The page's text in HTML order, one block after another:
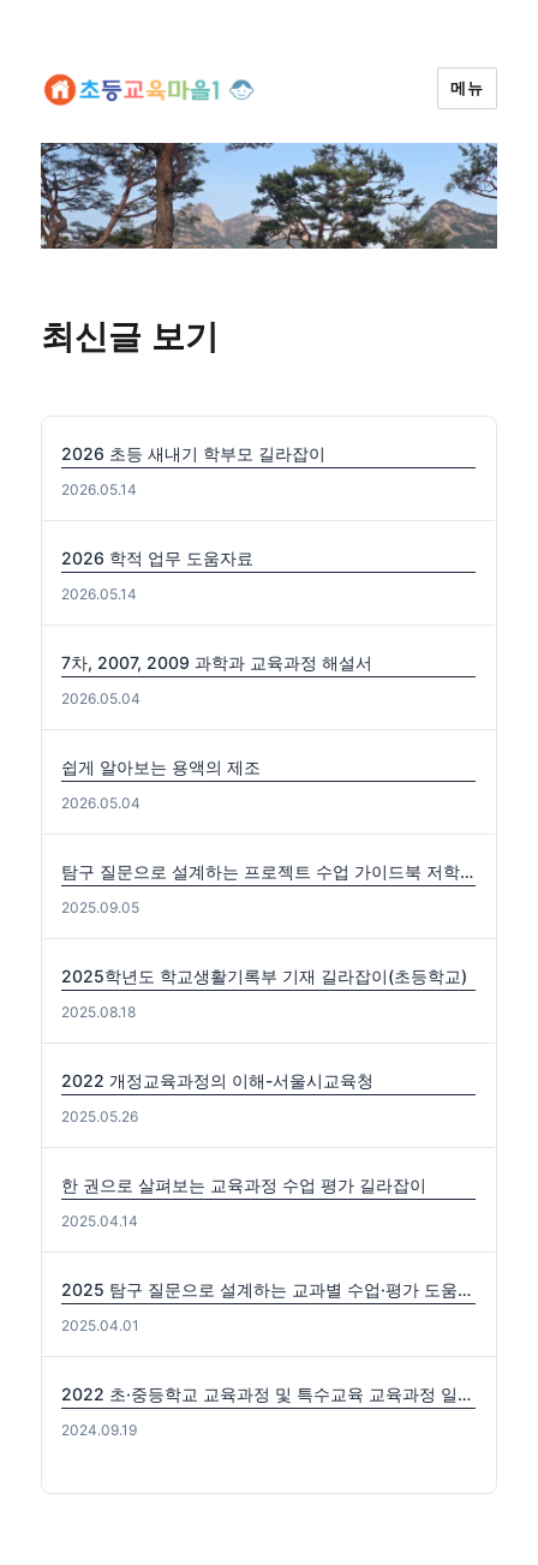
메뉴
최신글 보기
2026 초등 새내기 학부모 길라잡이
2026.05.14
2026 학적 업무 도움자료
2026.05.14
7차, 2007, 2009 과학과 교육과정 해설서
2026.05.04
쉽게 알아보는 용액의 제조
2026.05.04
탐구 질문으로 설계하는 프로젝트 수업 가이드북 저학년편. 중·고학년편
2025.09.05
2025학년도 학교생활기록부 기재 길라잡이(초등학교)
2025.08.18
2022 개정교육과정의 이해-서울시교육청
2025.05.26
한 권으로 살펴보는 교육과정 수업 평가 길라잡이
2025.04.14
2025 탐구 질문으로 설계하는 교과별 수업·평가 도움자료(국수사과)
2025.04.01
2022 초·중등학교 교육과정 및 특수교육 교육과정 일부개정 고시 (2024-0816) 출처: https://edutown.tistory.com/1594 [초등교육마을2:티스토리]
2024.09.19